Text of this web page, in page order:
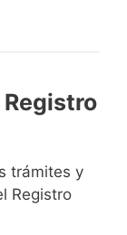
trámites y
Registro